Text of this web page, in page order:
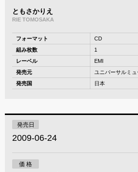
ともさかりえ
RIE TOMOSAKA
フォーマット
CD
組み枚数
1
レーベル
EMI
発売元
ユニバーサルミ
発売国
日本
発売日
2009-06-24
価 格